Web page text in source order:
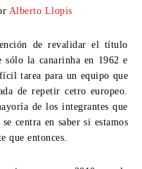
Alberto Llopis
de revalidar el título
la canarinha en 1962 e
tarea para un equipo que
de repetir cetro europeo.
de los integrantes que
centra en saber si estamos
que entonces.